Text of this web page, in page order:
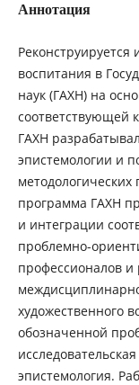
Аннотация
воспитания в
наук (ГАХН) на
соответствующей
ГАХН
эпистемологии и
методологических
программа ГАХН
и интеграции
проблемно-
профессионалов и
художественного
обозначенной
эпистемология.